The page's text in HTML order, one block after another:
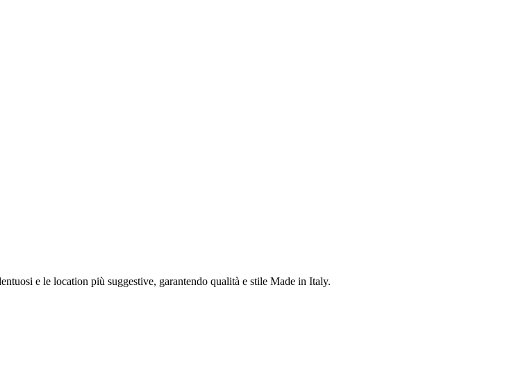
e le location più suggestive, garantendo qualità e stile Made in Italy.